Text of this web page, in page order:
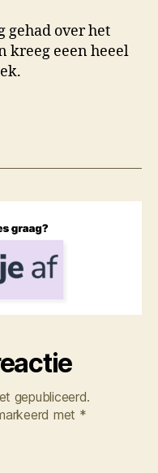
gehad over het
kreeg eeen heeel
gepubliceerd.
met *